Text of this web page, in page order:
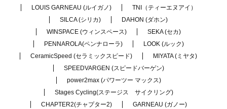
LOUIS GARNEAU (ルイガノ)
TNI（ティーエヌアイ）
SILCA (シリカ)
DAHON (ダホン)
WINSPACE (ウィンスペース)
SEKA (セカ)
PENNAROLA(ペンナローラ)
LOOK (ルック)
CeramicSpeed (セラミックスピード)
MIYATA (ミヤタ)
SPEEDVARGEN (スピードバーゲン)
power2max (パワーツー マックス)
Stages Cycling(ステージス サイクリング)
CHAPTER2(チャプター2)
GARNEAU (ガノー)